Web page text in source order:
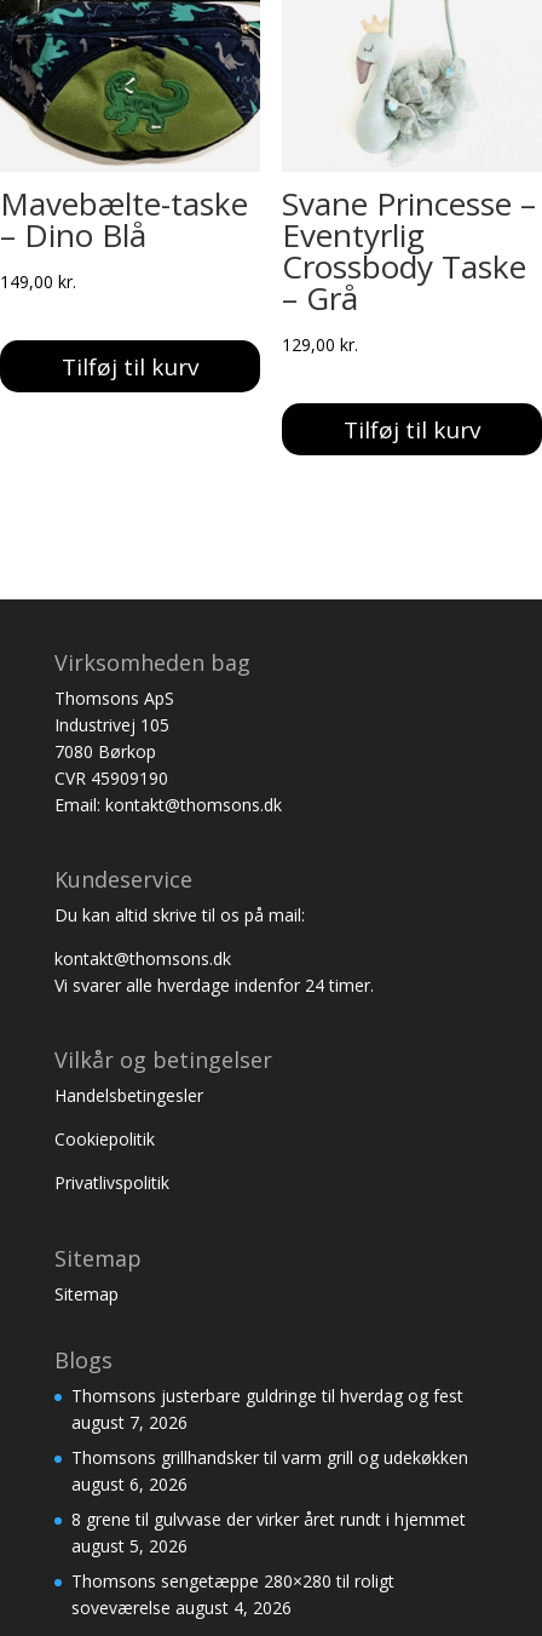
Mavebælte-taske
– Dino Blå
149,00 kr.
Tilføj til kurv
Svane Princesse –
Eventyrlig
Crossbody Taske
– Grå
129,00 kr.
Tilføj til kurv
Virksomheden bag
Thomsons ApS
Industrivej 105
7080 Børkop
CVR 45909190
Email: kontakt@thomsons.dk
Kundeservice
Du kan altid skrive til os på mail:
kontakt@thomsons.dk
Vi svarer alle hverdage indenfor 24 timer.
Vilkår og betingelser
Handelsbetingesler
Cookiepolitik
Privatlivspolitik
Sitemap
Sitemap
Blogs
Thomsons justerbare guldringe til hverdag og fest
august 7, 2026
Thomsons grillhandsker til varm grill og udekøkken
august 6, 2026
8 grene til gulvvase der virker året rundt i hjemmet
august 5, 2026
Thomsons sengetæppe 280×280 til roligt
soveværelse august 4, 2026